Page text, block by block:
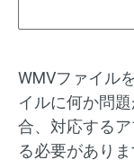
WMVファイル
イルに何か問
合、対応する
る必要があり